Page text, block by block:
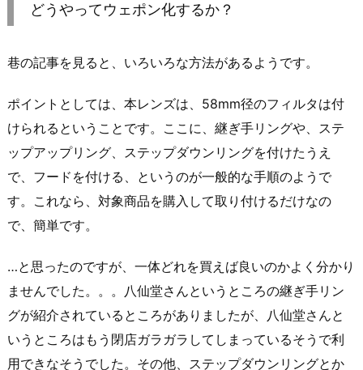
どうやってウェポン化するか？
巷の記事を見ると、いろいろな方法があるようです。
ポイントとしては、本レンズは、58mm径のフィルタは付
けられるということです。ここに、継ぎ手リングや、ステ
ップアップリング、ステップダウンリングを付けたうえ
で、フードを付ける、というのが一般的な手順のようで
す。これなら、対象商品を購入して取り付けるだけなの
で、簡単です。
…と思ったのですが、一体どれを買えば良いのかよく分かり
ませんでした。。。八仙堂さんというところの継ぎ手リン
グが紹介されているところがありましたが、八仙堂さんと
いうところはもう閉店ガラガラしてしまっているそうで利
用できなそうでした。その他、ステップダウンリングとか